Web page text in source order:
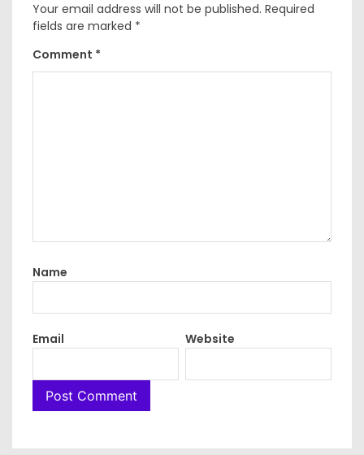
Your email address will not be published. Required
fields are marked *
Comment *
Name
Email Website